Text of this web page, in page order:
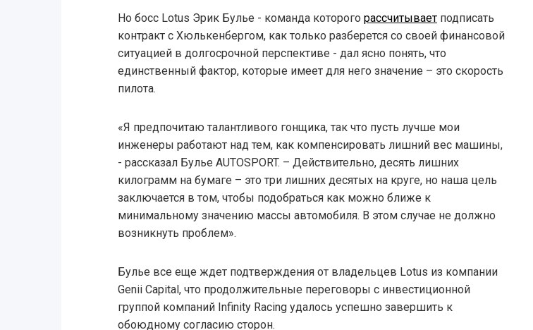
Но босс Lotus Эрик Булье - команда которого рассчитываетподписать
контракт с Хюлькенбергом, как только разберется со своей финансовой
ситуацией в долгосрочной перспективе - дал ясно понять, что
единственный фактор, которые имеет для него значение – это скорость
пилота.
«Я предпочитаю талантливого гонщика, так что пусть лучше мои
инженеры работают над тем, как компенсировать лишний вес машины,
- рассказал Булье AUTOSPORT. – Действительно, десять лишних
килограмм на бумаге – это три лишних десятых на круге, но наша цель
заключается в том, чтобы подобраться как можно ближе к
минимальному значению массы автомобиля. В этом случае не должно
возникнуть проблем».
Булье все еще ждет подтверждения от владельцев Lotus из компании
Genii Capital, что продолжительные переговоры с инвестиционной
группой компаний Infinity Racing удалось успешно завершить к
обоюдному согласию сторон.